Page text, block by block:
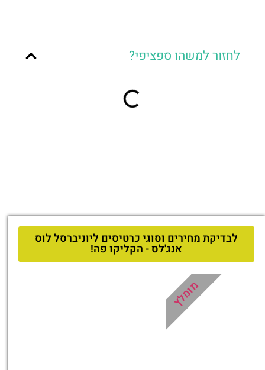
לחזור למשהו ספציפי?
לבדיקת מחירים וסוגי כרטיסים ליוניברסל לוס
אנג'לס - הקליקו פה!
מומלץ